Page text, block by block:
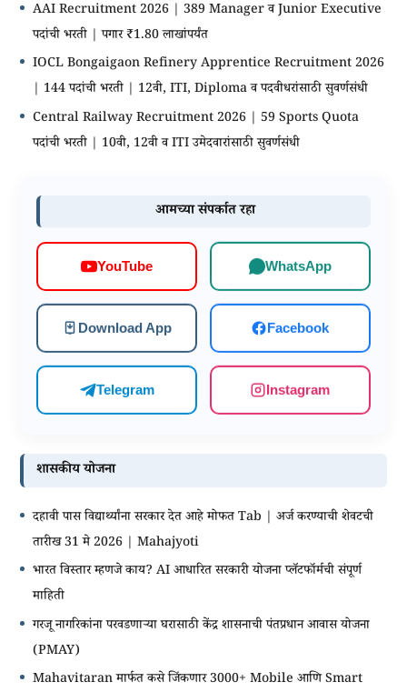
AAI Recruitment 2026 | 389 Manager व Junior Executive
पदांची भरती | पगार ₹1.80 लाखांपर्यंत
IOCL Bongaigaon Refinery Apprentice Recruitment 2026
| 144 पदांची भरती | 12वी, ITI, Diploma व पदवीधरांसाठी सुवर्णसंधी
Central Railway Recruitment 2026 | 59 Sports Quota
पदांची भरती | 10वी, 12वी व ITI उमेदवारांसाठी सुवर्णसंधी
आमच्या संपर्कात रहा
YouTube WhatsApp
Download App Facebook
Telegram Instagram
शासकीय योजना
दहावी पास विद्यार्थ्यांना सरकार देत आहे मोफत Tab | अर्ज करण्याची शेवटची
तारीख 31 मे 2026 | Mahajyoti
भारत विस्तार म्हणजे काय? AI आधारित सरकारी योजना प्लॅटफॉर्मची संपूर्ण
माहिती
गरजू नागरिकांना परवडणाऱ्या घरासाठी केंद्र शासनाची पंतप्रधान आवास योजना
(PMAY)
Mahavitaran मार्फत कसे जिंकणार 3000+ Mobile आणि Smart